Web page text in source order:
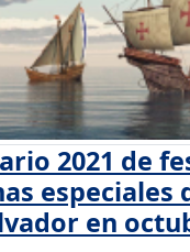
2021 de
especiales
en